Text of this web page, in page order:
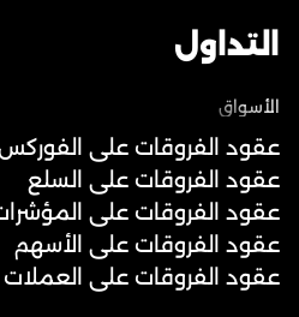
التداول
الأسواق
عقود الفروقات على
عقود الفروقات على السلع
عقود الفروقات على
عقود الفروقات على الأسهم
عقود الفروقات على العملات